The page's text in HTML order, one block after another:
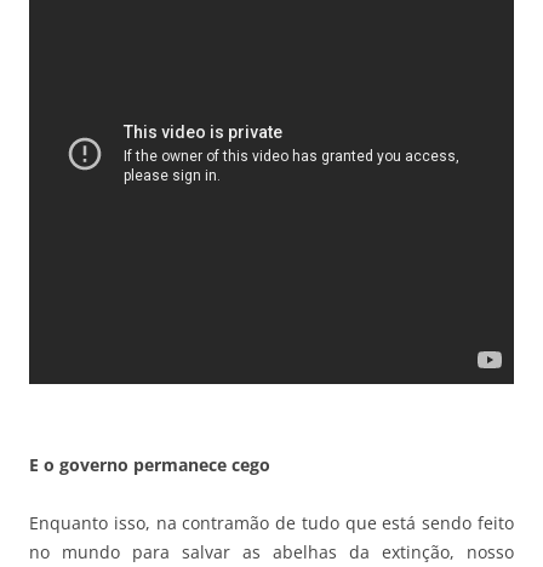
E o governo permanece cego
Enquanto isso, na contramão de tudo que está sendo feito
no mundo para salvar as abelhas da extinção, nosso